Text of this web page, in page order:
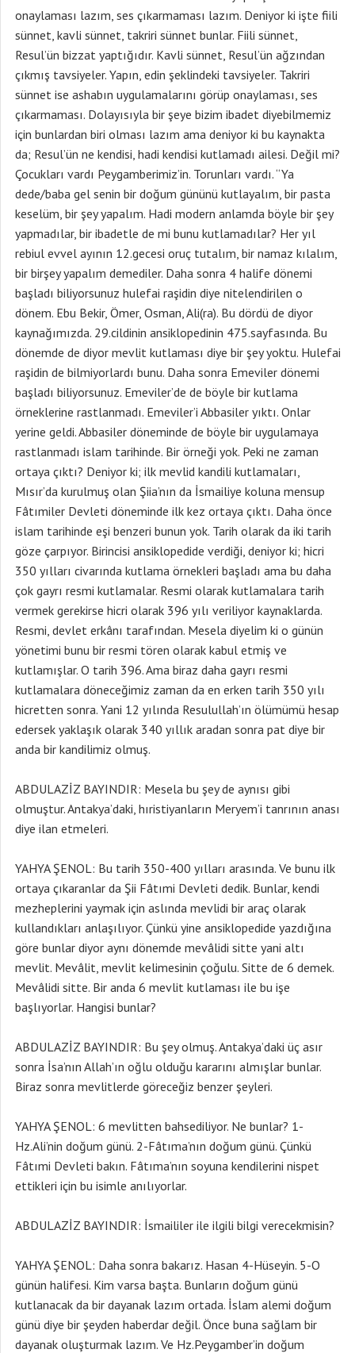
onaylaması lazım, ses çıkarmaması lazım. Deniyor ki işte fiili
sünnet, kavli sünnet, takriri sünnet bunlar. Fiili sünnet,
Resul’ün bizzat yaptığıdır. Kavli sünnet, Resul’ün ağzından
çıkmış tavsiyeler. Yapın, edin şeklindeki tavsiyeler. Takriri
sünnet ise ashabın uygulamalarını görüp onaylaması, ses
çıkarmaması. Dolayısıyla bir şeye bizim ibadet diyebilmemiz
için bunlardan biri olması lazım ama deniyor ki bu kaynakta
da; Resul’ün ne kendisi, hadi kendisi kutlamadı ailesi. Değil mi?
Çocukları vardı Peygamberimiz’in. Torunları vardı. “Ya
dede/baba gel senin bir doğum gününü kutlayalım, bir pasta
keselüm, bir şey yapalım. Hadi modern anlamda böyle bir şey
yapmadılar, bir ibadetle de mi bunu kutlamadılar? Her yıl
rebiul evvel ayının 12.gecesi oruç tutalım, bir namaz kılalım,
bir birşey yapalım demediler. Daha sonra 4 halife dönemi
başladı biliyorsunuz hulefai raşidin diye nitelendirilen o
dönem. Ebu Bekir, Ömer, Osman, Ali(ra). Bu dördü de diyor
kaynağımızda. 29.cildinin ansiklopedinin 475.sayfasında. Bu
dönemde de diyor mevlit kutlaması diye bir şey yoktu. Hulefai
raşidin de bilmiyorlardı bunu. Daha sonra Emeviler dönemi
başladı biliyorsunuz. Emeviler’de de böyle bir kutlama
örneklerine rastlanmadı. Emeviler’i Abbasiler yıktı. Onlar
yerine geldi. Abbasiler döneminde de böyle bir uygulamaya
rastlanmadı islam tarihinde. Bir örneği yok. Peki ne zaman
ortaya çıktı? Deniyor ki; ilk mevlid kandili kutlamaları,
Mısır’da kurulmuş olan Şiia’nın da İsmailiye koluna mensup
Fâtımiler Devleti döneminde ilk kez ortaya çıktı. Daha önce
islam tarihinde eşi benzeri bunun yok. Tarih olarak da iki tarih
göze çarpıyor. Birincisi ansiklopedide verdiği, deniyor ki; hicri
350 yılları civarında kutlama örnekleri başladı ama bu daha
çok gayrı resmi kutlamalar. Resmi olarak kutlamalara tarih
vermek gerekirse hicri olarak 396 yılı veriliyor kaynaklarda.
Resmi, devlet erkânı tarafından. Mesela diyelim ki o günün
yönetimi bunu bir resmi tören olarak kabul etmiş ve
kutlamışlar. O tarih 396. Ama biraz daha gayrı resmi
kutlamalara döneceğimiz zaman da en erken tarih 350 yılı
hicretten sonra. Yani 12 yılında Resulullah’ın ölümümü hesap
edersek yaklaşık olarak 340 yıllık aradan sonra pat diye bir
anda bir kandilimiz olmuş.
ABDULAZİZ BAYINDIR: Mesela bu şey de aynısı gibi
olmuştur. Antakya’daki, hıristiyanların Meryem’i tanrının anası
diye ilan etmeleri.
YAHYA ŞENOL: Bu tarih 350-400 yılları arasında. Ve bunu ilk
ortaya çıkaranlar da Şii Fâtımi Devleti dedik. Bunlar, kendi
mezheplerini yaymak için aslında mevlidi bir araç olarak
kullandıkları anlaşılıyor. Çünkü yine ansiklopedide yazdığına
göre bunlar diyor aynı dönemde mevâlidi sitte yani altı
mevlit. Mevâlit, mevlit kelimesinin çoğulu. Sitte de 6 demek.
Mevâlidi sitte. Bir anda 6 mevlit kutlaması ile bu işe
başlıyorlar. Hangisi bunlar?
ABDULAZİZ BAYINDIR: Bu şey olmuş. Antakya’daki üç asır
sonra İsa’nın Allah’ın oğlu olduğu kararını almışlar bunlar.
Biraz sonra mevlitlerde göreceğiz benzer şeyleri.
YAHYA ŞENOL: 6 mevlitten bahsediliyor. Ne bunlar? 1-
Hz.Ali’nin doğum günü. 2-Fâtıma’nın doğum günü. Çünkü
Fâtımi Devleti bakın. Fâtıma’nın soyuna kendilerini nispet
ettikleri için bu isimle anılıyorlar.
ABDULAZİZ BAYINDIR: İsmaililer ile ilgili bilgi verecekmisin?
YAHYA ŞENOL: Daha sonra bakarız. Hasan 4-Hüseyin. 5-O
günün halifesi. Kim varsa başta. Bunların doğum günü
kutlanacak da bir dayanak lazım ortada. İslam alemi doğum
günü diye bir şeyden haberdar değil. Önce buna sağlam bir
dayanak oluşturmak lazım. Ve Hz.Peygamber’in doğum